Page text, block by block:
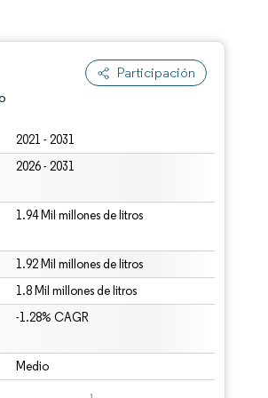
Participación
2021 - 2031
2026 - 2031
1.94 Mil millones de litros
1.92 Mil millones de litros
1.8 Mil millones de litros
-1.28% CAGR
Medio
requiere atribución según CC BY 4.0.